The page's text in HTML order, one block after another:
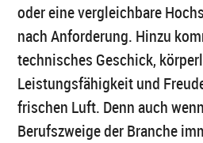
oder eine vergleichbare
nach Anforderung. Hinzu
technisches Geschick,
Leistungsfähigkeit und
frischen Luft. Denn auch
Berufszweige der Branche